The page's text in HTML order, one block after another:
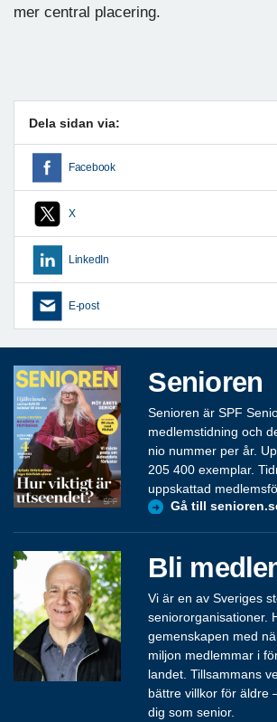
mer central placering.
Dela sidan via:
Facebook
X
LinkedIn
E-post
Senioren
Senioren är SPF
medlemstidning och
nio nummer per år.
205 400 exemplar.
uppskattad
Gå till
Bli
Vi är en av Sveriges
seniororganisationer.
gemenskapen med
miljon medlemmar i
landet. Tillsammans
bättre villkor för äldre
dig som senior.